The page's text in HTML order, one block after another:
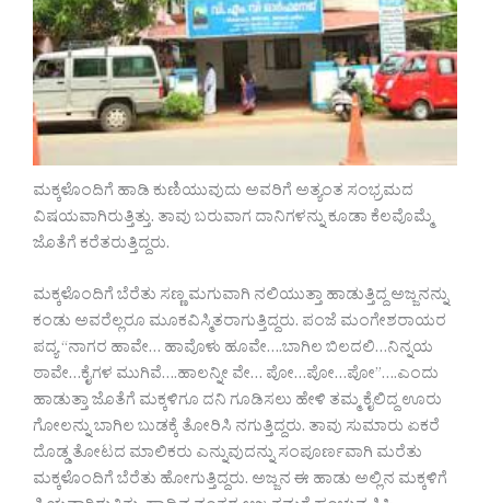
ಮಕ್ಕಳೊಂದಿಗೆ ಹಾಡಿ ಕುಣಿಯುವುದು ಅವರಿಗೆ ಅತ್ಯಂತ ಸಂಭ್ರಮದ
ವಿಷಯವಾಗಿರುತ್ತಿತ್ತು. ತಾವು ಬರುವಾಗ ದಾನಿಗಳನ್ನು ಕೂಡಾ ಕೆಲವೊಮ್ಮೆ
ಜೊತೆಗೆ ಕರೆತರುತ್ತಿದ್ದರು.
ಮಕ್ಕಳೊಂದಿಗೆ ಬೆರೆತು ಸಣ್ಣ ಮಗುವಾಗಿ ನಲಿಯುತ್ತಾ ಹಾಡುತ್ತಿದ್ದ ಅಜ್ಜನನ್ನು
ಕಂಡು ಅವರೆಲ್ಲರೂ ಮೂಕವಿಸ್ಮಿತರಾಗುತ್ತಿದ್ದರು. ಪಂಜೆ ಮಂಗೇಶರಾಯರ
ಪದ್ಯ “ನಾಗರ ಹಾವೇ… ಹಾವೊಳು ಹೂವೇ….ಬಾಗಿಲ ಬಿಲದಲಿ…ನಿನ್ನಯ
ಠಾವೇ…ಕೈಗಳ ಮುಗಿವೆ….ಹಾಲನ್ನೀ ವೇ… ಪೋ…ಪೋ…ಪೋ”….ಎಂದು
ಹಾಡುತ್ತಾ ಜೊತೆಗೆ ಮಕ್ಕಳಿಗೂ ದನಿ ಗೂಡಿಸಲು ಹೇಳಿ ತಮ್ಮ ಕೈಲಿದ್ದ ಊರು
ಗೋಲನ್ನು ಬಾಗಿಲ ಬುಡಕ್ಕೆ ತೋರಿಸಿ ನಗುತ್ತಿದ್ದರು. ತಾವು ಸುಮಾರು ಏಕರೆ
ದೊಡ್ಡ ತೋಟದ ಮಾಲಿಕರು ಎನ್ನುವುದನ್ನು ಸಂಪೂರ್ಣವಾಗಿ ಮರೆತು
ಮಕ್ಕಳೊಂದಿಗೆ ಬೆರೆತು ಹೋಗುತ್ತಿದ್ದರು. ಅಜ್ಜನ ಈ ಹಾಡು ಅಲ್ಲಿನ ಮಕ್ಕಳಿಗೆ